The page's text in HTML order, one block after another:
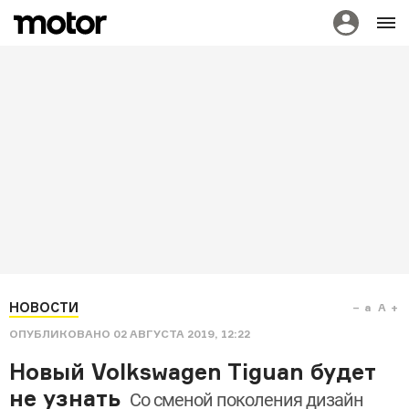
НОВОСТИ
ОПУБЛИКОВАНО 02 АВГУСТА 2019, 12:22
a A
Новый Volkswagen Tiguan будет
не узнать Со сменой поколения дизайн